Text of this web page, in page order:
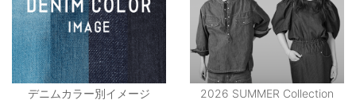
デニムカラー別イメージ
2026 SUMMER Collection